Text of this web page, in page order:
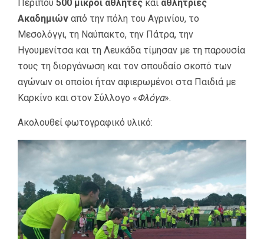
Περίπου 500 μικροί αθλητές και αθλήτριες
Ακαδημιών από την πόλη του Αγρινίου, το
Μεσολόγγι, τη Ναύπακτο, την Πάτρα, την
Ηγουμενίτσα και τη Λευκάδα τίμησαν με τη παρουσία
τους τη διοργάνωση και τον σπουδαίο σκοπό των
αγώνων οι οποίοι ήταν αφιερωμένοι στα Παιδιά με
Καρκίνο και στον Σύλλογο «Φλόγα».
Ακολουθεί φωτογραφικό υλικό: